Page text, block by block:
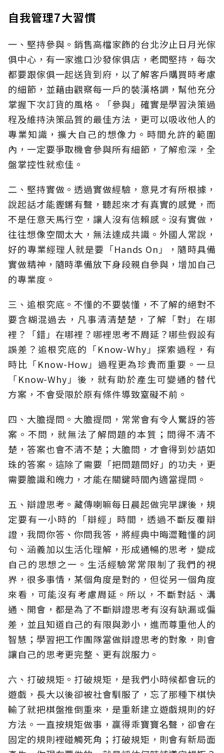
自我管理7大習慣
一、堅持參與。銷售高檔家飾的台北汐止日月光傢
俱中心，有一家進口沙發傢俱店，老闆堅持，每次
都要跟傢俱一起送貨到府，以了解客戶購買時考慮
的細節，並藉由觀察每一戶的裝潢格調，幫他充分
掌握下次訂貨的風格。「參與」確實是學習決策過
程及維持決策品質的最佳方法，更可以吸收他人的
專業知識，擴大自己的想像力。時間允許的範圍
內，一定要爭取機會參與所有細節，了解愈深，全
盤掌控性就愈佳。
二、堅持實做。透過實做經驗，意見才有所根據，
說起話才能鏗鏘有聲，聽起來才有真實的感覺，而
不是任意天馬行空，讓人沒有信賴感。沒有實做，
往往想像空間太大，無法達成共識。外國人常說，
好的專業經理人就是要「Hands On」，隨時具備
實做精神，隨時準備放下身段親自參與，增加自己
的專業度。
三、追根究底。不懂的不要裝懂，不了解的絕對不
要含糊混過去，凡事清清楚楚，了解「對」在哪
裡？「錯」在哪裡？哪裡思考不周延？哪些假設有
誤差？追根究底的「Know-Why」探索過程，有
時比「Know-How」過程更為珍貴而重要。一旦
「Know-Why」後，就有助於產生可變通的替代
方案，不會受限於原有條件導致窒礙不前。
四、大膽提問。大膽提問，常常會有令人驚訝的答
案。不問，就無法了解問題的本質；問得不清不
楚，答案也會不清不楚；大膽問，才會得到妙語如
珠的答案。這除了需要「把問題問好」的功夫，更
需要膽識和魄力，才能在關鍵時間內適當提問。
五、辯證思考。藏傳喇嘛每日晨起做完早課後，規
定要有一小時的「辯經」時間，透過不斷反覆辯
證，我問你答、你問我答，將經典中晦澀難懂的詞
句、涵義加以生活化理解，形成通暢的思考，變成
自己的思想之一。生活經驗常常限制了我們的視
界，很多事情，某個角度是對的，但從另一個角度
來看，可能沒有考慮周延。所以，不斷對話、溝
通、開會，都是為了不斷辯證思考有沒有缺漏或偏
差，並且知道自己的有限與渺小，進而尊重他人的
智慧；學習把工作團隊當做辯證思考的對象，則會
讓自己的思考更完整、更有說服力。
六、打破規矩。打破規矩，是我們小時候都會玩的
遊戲，長大以後卻被社會馴服了，忘了那種下棋快
輸了就把棋盤推倒重來，是重新建立遊戲規則的好
方法。一直按規矩做事，贏得乖寶寶名聲，卻會在
固定的規則裡碰觸死角；打破規矩，則會有新局面